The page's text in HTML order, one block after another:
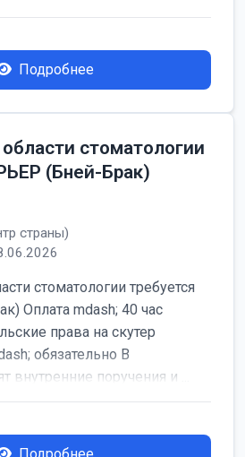
Подробнее
стоматологии
(Бней-Брак)
страны)
стоматологии требуется
Оплата mdash; 40 час
права на скутер
обязательно В
внутренние поручения и ...